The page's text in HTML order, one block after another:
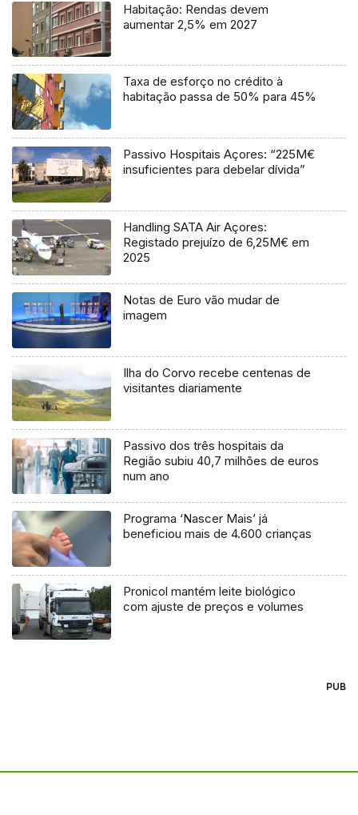
Habitação: Rendas devem
aumentar 2,5% em 2027
Taxa de esforço no crédito à
habitação passa de 50% para 45%
Passivo Hospitais Açores: “225M€
insuficientes para debelar dívida”
Handling SATA Air Açores:
Registado prejuízo de 6,25M€ em
2025
Notas de Euro vão mudar de
imagem
Ilha do Corvo recebe centenas de
visitantes diariamente
Passivo dos três hospitais da
Região subiu 40,7 milhões de euros
num ano
Programa ‘Nascer Mais’ já
beneficiou mais de 4.600 crianças
Pronicol mantém leite biológico
com ajuste de preços e volumes
PUB